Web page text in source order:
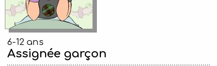
6-12 ans
Assignée garçon